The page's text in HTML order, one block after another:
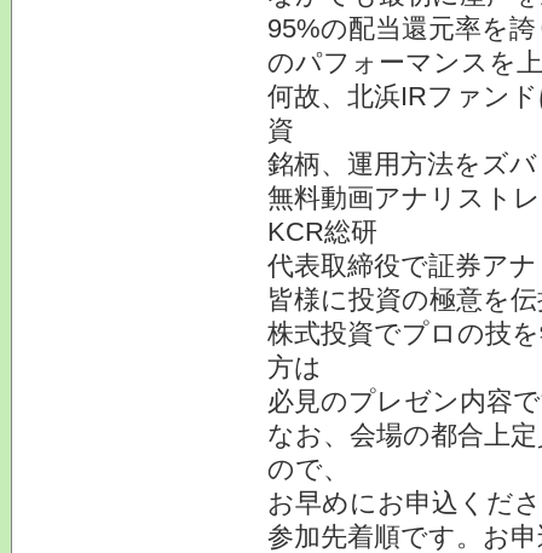
95%の配当還元率を
のパフォーマンスを
何故、北浜IRファン
資
銘柄、運用方法をズ
無料動画アナリスト
KCR総研
代表取締役で証券ア
皆様に投資の極意を
株式投資でプロの技
方は
必見のプレゼン内容
なお、会場の都合上
ので、
お早めにお申込くだ
参加先着順です。お